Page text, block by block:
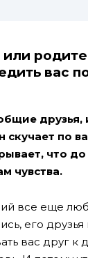
или
вас
друзья,
скучает по
что
чувства.
все еще
его друзья
вас друг к